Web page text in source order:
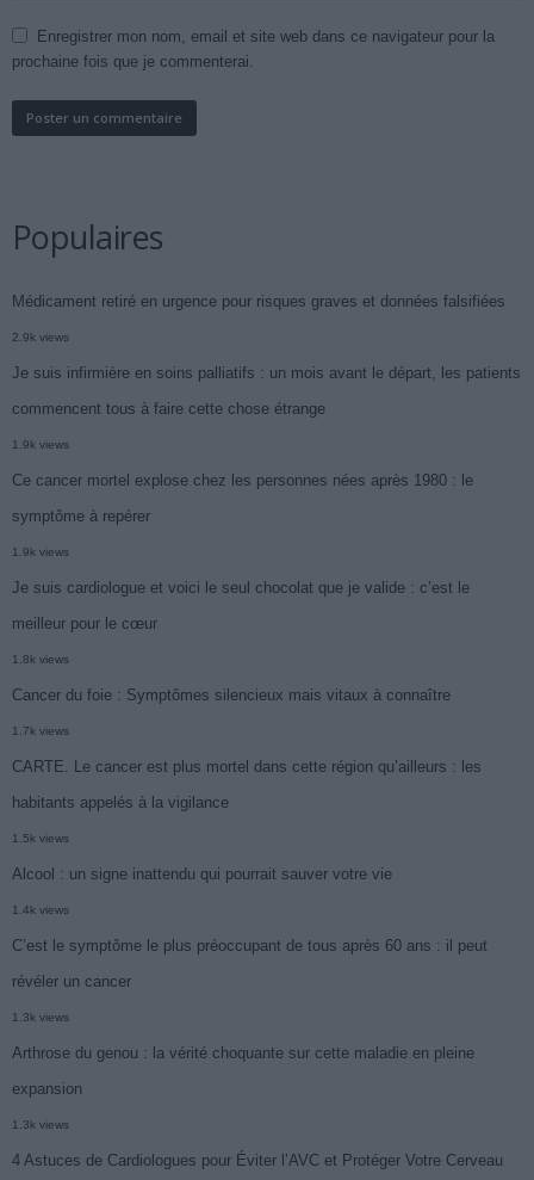
Enregistrer mon nom, email et site web dans ce navigateur pour la
prochaine fois que je commenterai.
Populaires
Médicament retiré en urgence pour risques graves et données falsifiées
2.9k views
Je suis infirmière en soins palliatifs : un mois avant le départ, les patients
commencent tous à faire cette chose étrange
1.9k views
Ce cancer mortel explose chez les personnes nées après 1980 : le
symptôme à repérer
1.9k views
Je suis cardiologue et voici le seul chocolat que je valide : c’est le
meilleur pour le cœur
1.8k views
Cancer du foie : Symptômes silencieux mais vitaux à connaître
1.7k views
CARTE. Le cancer est plus mortel dans cette région qu’ailleurs : les
habitants appelés à la vigilance
1.5k views
Alcool : un signe inattendu qui pourrait sauver votre vie
1.4k views
C’est le symptôme le plus préoccupant de tous après 60 ans : il peut
révéler un cancer
1.3k views
Arthrose du genou : la vérité choquante sur cette maladie en pleine
expansion
1.3k views
4 Astuces de Cardiologues pour Éviter l’AVC et Protéger Votre Cerveau